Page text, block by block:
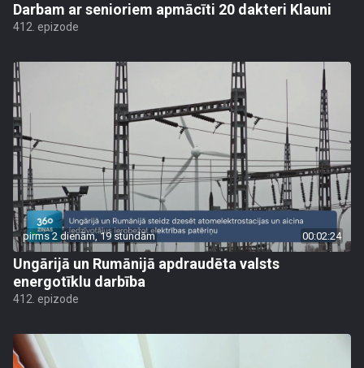
Darbam ar senioriem apmācīti 20 dakteri Klauni
412. epizode
pirms 2 dienām, 19 stundām 00:02:24
Ungārijā un Rumānijā apdraudēta valsts
energotīklu darbība
412. epizode